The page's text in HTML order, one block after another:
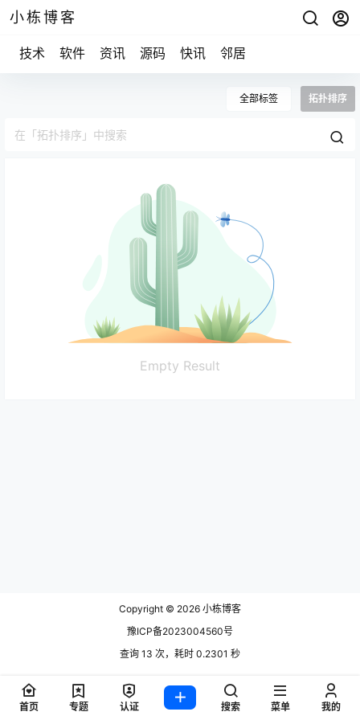
小栋博客
技术 软件 资讯 源码 快讯 邻居
全部标签 拓扑排序
Empty Result
Copyright © 2026 小栋博客
豫ICP备2023004560号
查询 13 次，耗时 0.2301 秒
首页 专题 认证 搜索 菜单 我的